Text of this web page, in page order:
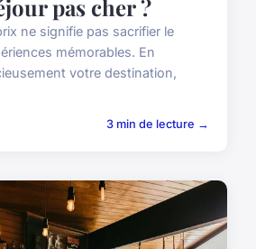
pas cher ?
ne signifie pas sacrifier le
mémorables. En
votre destination,
3 min de lecture →